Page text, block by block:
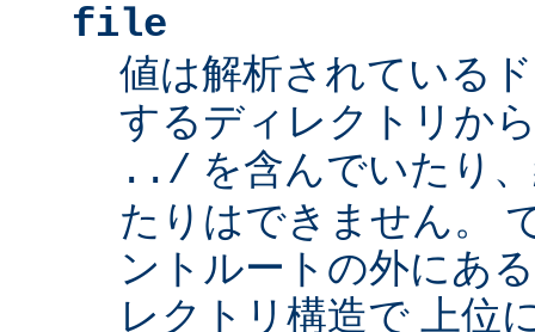
file
値は解析されている
するディレクトリか
../ を含んでいたり
たりはできません。
ントルートの外にあ
レクトリ構造で 上位